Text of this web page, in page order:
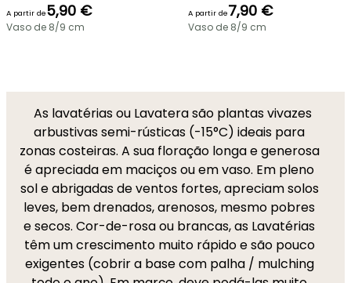
A partir de5,90 €
Vaso de 8/9 cm
A partir de7,90 €
Vaso de 8/9 cm
As lavatérias ou Lavatera são plantas vivazes
arbustivas semi-rústicas (-15°C) ideais para
zonas costeiras. A sua floração longa e generosa
é apreciada em maciços ou em vaso. Em pleno
sol e abrigadas de ventos fortes, apreciam solos
leves, bem drenados, arenosos, mesmo pobres
e secos. Cor-de-rosa ou brancas, as Lavatérias
têm um crescimento muito rápido e são pouco
exigentes (cobrir a base com palha / mulching